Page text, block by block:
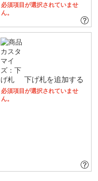
必須項目が選択されていませ
ん。
下げ札を追加する
必須項目が選択されていませ
ん。